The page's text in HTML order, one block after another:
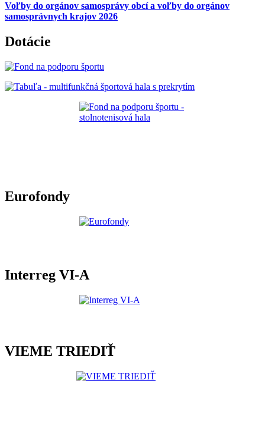
Voľby do orgánov samosprávy obcí a voľby do orgánov
samosprávnych krajov 2026
Dotácie
Eurofondy
Interreg VI-A
VIEME TRIEDIŤ